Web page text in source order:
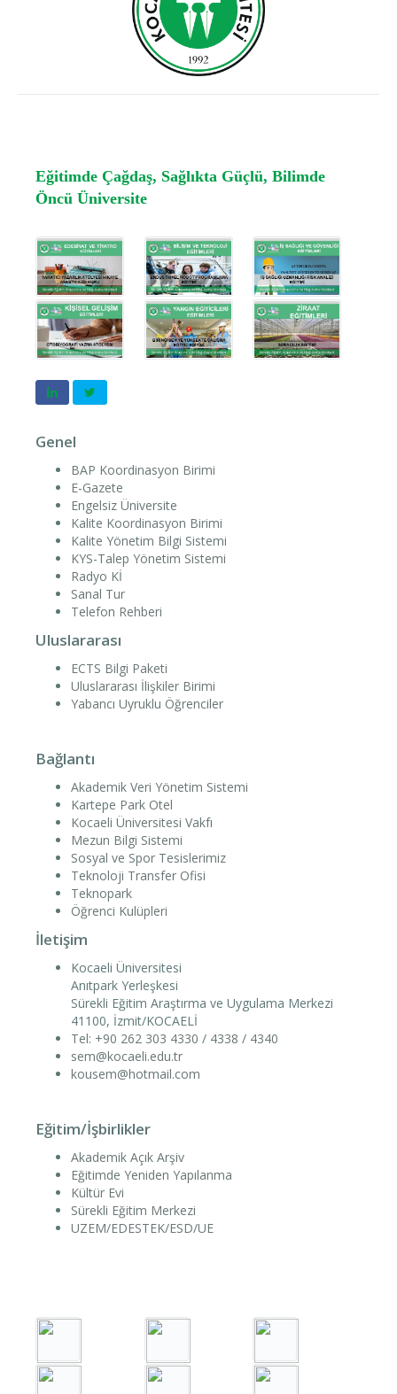
Eğitimde Çağdaş, Sağlıkta Güçlü, Bilimde
Öncü Üniversite
Genel
BAP Koordinasyon Birimi
E-Gazete
Engelsiz Üniversite
Kalite Koordinasyon Birimi
Kalite Yönetim Bilgi Sistemi
KYS-Talep Yönetim Sistemi
Radyo Kİ
Sanal Tur
Telefon Rehberi
Uluslararası
ECTS Bilgi Paketi
Uluslararası İlişkiler Birimi
Yabancı Uyruklu Öğrenciler
Bağlantı
Akademik Veri Yönetim Sistemi
Kartepe Park Otel
Kocaeli Üniversitesi Vakfı
Mezun Bilgi Sistemi
Sosyal ve Spor Tesislerimiz
Teknoloji Transfer Ofisi
Teknopark
Öğrenci Kulüpleri
İletişim
Kocaeli Üniversitesi
Anıtpark Yerleşkesi
Sürekli Eğitim Araştırma ve Uygulama Merkezi
41100, İzmit/KOCAELİ
Tel: +90 262 303 4330 / 4338 / 4340
sem@kocaeli.edu.tr
kousem@hotmail.com
Eğitim/İşbirlikler
Akademik Açık Arşiv
Eğitimde Yeniden Yapılanma
Kültür Evi
Sürekli Eğitim Merkezi
UZEM/EDESTEK/ESD/UE